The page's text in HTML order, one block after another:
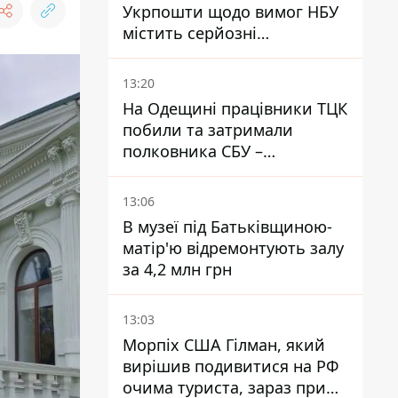
Укрпошти щодо вимог НБУ
містить серйозні
нестиковки – депутатка
Ольга Василевська-Смаглюк
13:20
На Одещині працівники ТЦК
побили та затримали
полковника СБУ –
військовий
13:06
В музеї під Батьківщиною-
матір'ю відремонтують залу
за 4,2 млн грн
13:03
Морпіх США Гілман, який
вирішив подивитися на РФ
очима туриста, зараз при